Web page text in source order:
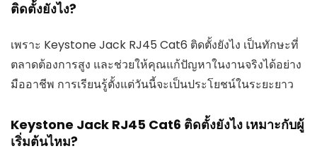
ติดตั้งยังไง?
เพราะ Keystone Jack RJ45 Cat6 ติดตั้งยังไง เป็นทักษะที่
ตลาดต้องการสูง และช่วยให้คุณแก้ปัญหาในงานจริงได้อย่าง
มืออาชีพ การเรียนรู้ตั้งแต่วันนี้จะเป็นประโยชน์ในระยะยาว
Keystone Jack RJ45 Cat6 ติดตั้งยังไง เหมาะกับผู้
เริ่มต้นไหม?